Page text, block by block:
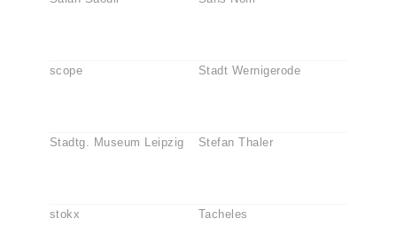
scope Stadt Wernigerode
Stadtg. Museum Leipzig Stefan Thaler
stokx Tacheles